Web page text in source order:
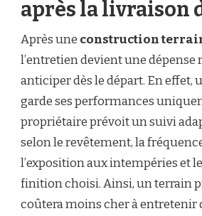
après la livraison
Après une construction
l’entretien devient une dépense
anticiper dès le départ. En effet,
garde ses performances
propriétaire prévoit un suivi
selon le revêtement, la
l’exposition aux intempéries et
finition choisi. Ainsi, un terrain
coûtera moins cher à entretenir